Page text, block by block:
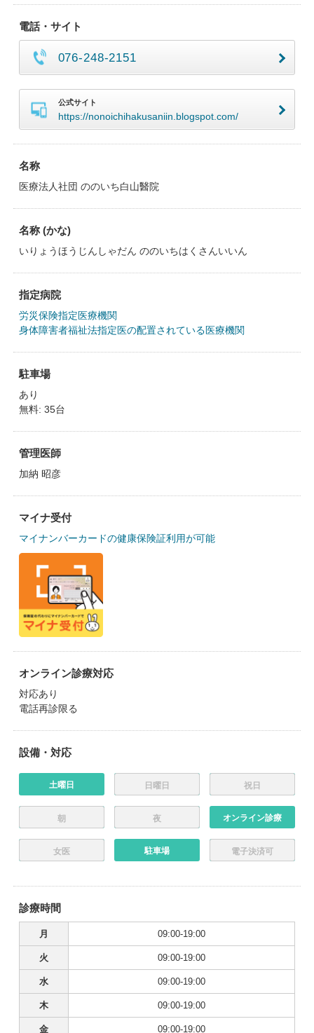
電話・サイト
076-248-2151
公式サイト
https://nonoichihakusaniin.blogspot.com/
名称
医療法人社団 ののいち白山醫院
名称 (かな)
いりょうほうじんしゃだん ののいちはくさんいいん
指定病院
労災保険指定医療機関
身体障害者福祉法指定医の配置されている医療機関
駐車場
あり
無料: 35台
管理医師
加納 昭彦
マイナ受付
マイナンバーカードの健康保険証利用が可能
オンライン診療対応
対応あり
電話再診限る
設備・対応
土曜日 日曜日 祝日
朝 夜 オンライン診療
女医 駐車場 電子決済可
診療時間
月 09:00-19:00
火 09:00-19:00
水 09:00-19:00
木 09:00-19:00
金 09:00-19:00